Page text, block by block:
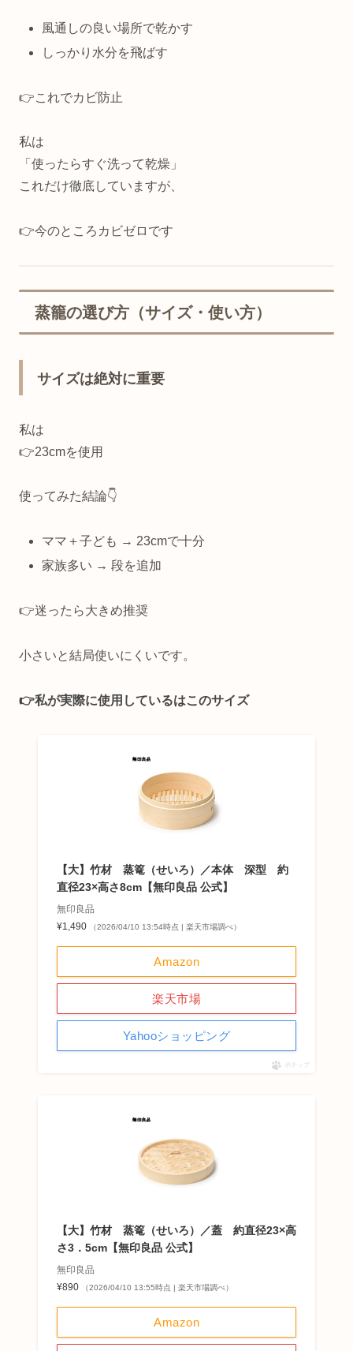
風通しの良い場所で乾かす
しっかり水分を飛ばす
👉これでカビ防止
私は
「使ったらすぐ洗って乾燥」
これだけ徹底していますが、
👉今のところカビゼロです
蒸籠の選び方（サイズ・使い方）
サイズは絶対に重要
私は
👉23cmを使用
使ってみた結論👇
ママ＋子ども → 23cmで十分
家族多い → 段を追加
👉迷ったら大きめ推奨
小さいと結局使いにくいです。
👉️私が実際に使用しているはこのサイズ
【大】竹材 蒸篭（せいろ）／本体 深型 約
直径23×高さ8cm【無印良品 公式】
無印良品
¥1,490
（2026/04/10 13:54時点 | 楽天市場調べ）
Amazon
楽天市場
Yahooショッピング
ポチップ
【大】竹材 蒸篭（せいろ）／蓋 約直径23×高
さ3．5cm【無印良品 公式】
無印良品
¥890
（2026/04/10 13:55時点 | 楽天市場調べ）
Amazon